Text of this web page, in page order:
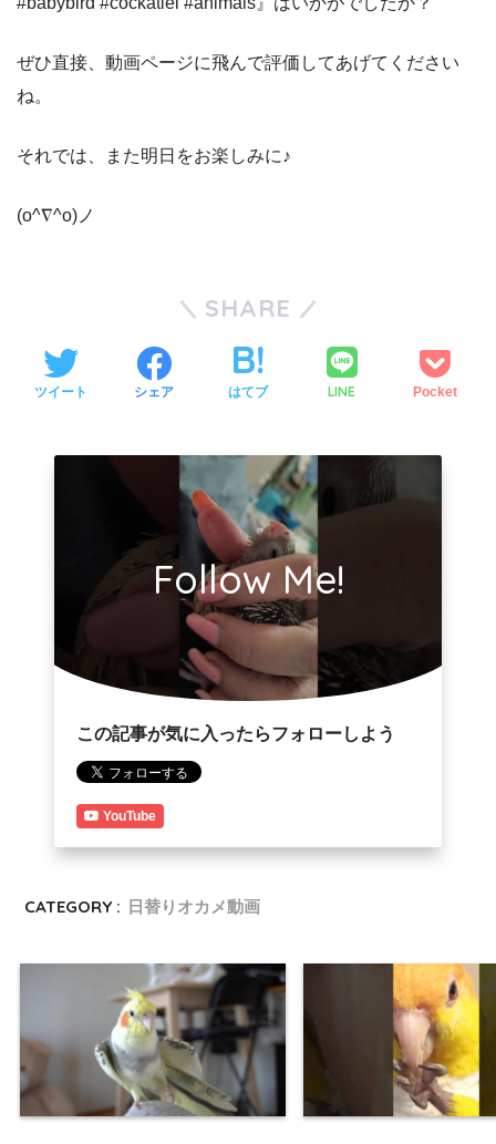
ぜひ直接、動画ページに飛んで評価してあげてください
ね。
それでは、また明日をお楽しみに♪
(o^∇^o)ノ
SHARE
ツイート シェア はてブ LINE Pocket
Follow Me!
この記事が気に入ったらフォローしよう
YouTube
CATEGORY : 日替りオカメ動画